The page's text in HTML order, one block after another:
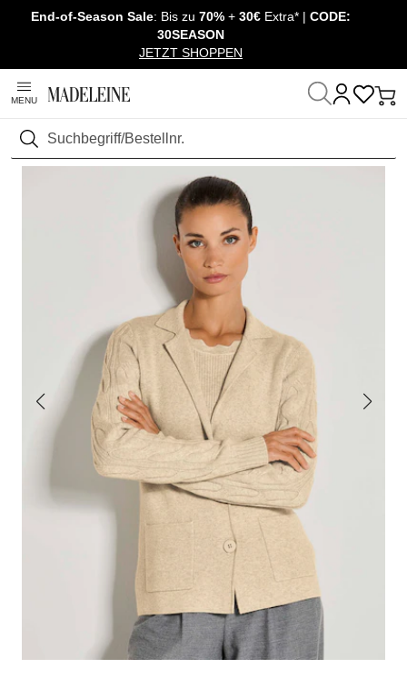
Überspringe Navigation, direkt zum Content
End-of-Season Sale: Bis zu 70% + 30€ Extra* | CODE:
30SEASON
JETZT SHOPPEN
MENU
Suchen
Startseite Mode Pullover & Strick